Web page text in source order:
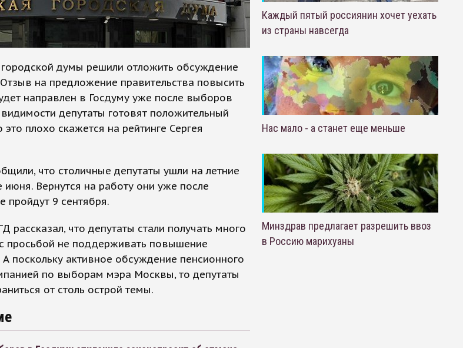
думы решили отложить обсуждение
на предложение правительства повысить
направлен в Госдуму уже после выборов
депутаты готовят положительный
плохо скажется на рейтинге Сергея
что столичные депутаты ушли на летние
Вернутся на работу они уже после
пройдут 9 сентября.
рассказал, что депутаты стали получать много
просьбой не поддерживать повышение
А поскольку активное обсуждение пенсионного
по выборам мэра Москвы, то депутаты
от столь острой темы.
Каждый пятый россиянин хочет уехать
из страны навсегда
Нас мало - а станет еще меньше
Минздрав предлагает разрешить ввоз
в Россию марихуаны